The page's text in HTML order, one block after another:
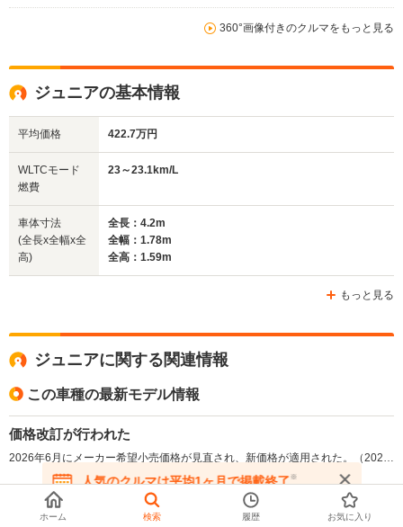
燃費
駆動方式
14.1～16.7km/L
└高速道路:15.0～
10.9～16.0km/L
└市街地:8.0～
12.1～
└市街地
360°画像付きのクルマをもっと見る
ジュニアの基本情報
平均価格 422.7万円
WLTCモード
燃費
23～23.1km/L
車体寸法
(全長x全幅x全
高)
全長：4.2m
全幅：1.78m
全高：1.59m
もっと見る
ジュニアに関する関連情報
この車種の最新モデル情報
価格改訂が行われた
全てを表示する
人気のクルマは平均1ヶ月で掲載終了※
在庫が無くなる前にお問い合わせください
ホーム 検索 履歴 お気に入り